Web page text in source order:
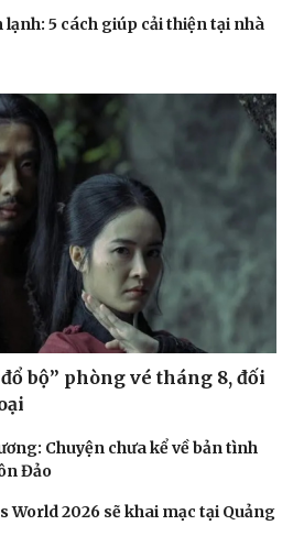
5 cách giúp cải thiện tại nhà
bộ” phòng vé tháng 8, đối
Chuyện chưa kể về bản tình
Đảo
World 2026 sẽ khai mạc tại Quảng